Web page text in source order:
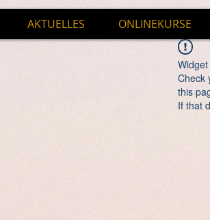
AKTUELLES ONLINEKURSE
Widget
Check
this
If that